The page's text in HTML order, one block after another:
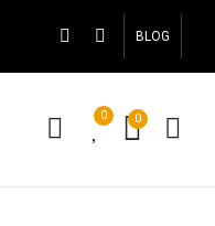
BLOG
0 0